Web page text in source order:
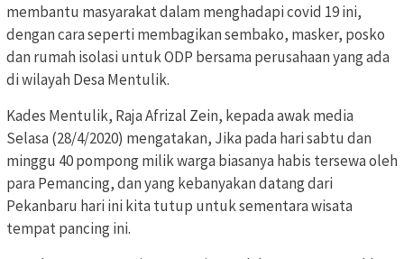
membantu masyarakat dalam menghadapi covid 19 ini,
dengan cara seperti membagikan sembako, masker, posko
dan rumah isolasi untuk ODP bersama perusahaan yang ada
di wilayah Desa Mentulik.
Kades Mentulik, Raja Afrizal Zein, kepada awak media
Selasa (28/4/2020) mengatakan, Jika pada hari sabtu dan
minggu 40 pompong milik warga biasanya habis tersewa oleh
para Pemancing, dan yang kebanyakan datang dari
Pekanbaru hari ini kita tutup untuk sementara wisata
tempat pancing ini.